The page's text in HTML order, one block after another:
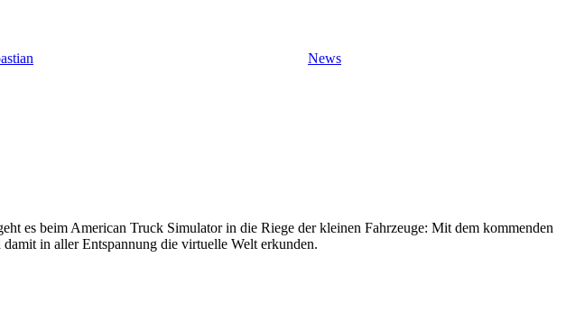
News
es beim American Truck Simulator in die Riege der kleinen Fahrzeuge: Mit dem kommenden
in aller Entspannung die virtuelle Welt erkunden.